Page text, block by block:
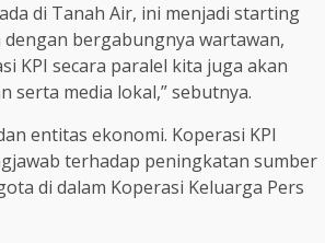
di Tanah Air, ini menjadi starting
bergabungnya wartawan,
KPI secara paralel kita juga akan
media lokal,” sebutnya.
entitas ekonomi. Koperasi KPI
terhadap peningkatan sumber
di dalam Koperasi Keluarga Pers